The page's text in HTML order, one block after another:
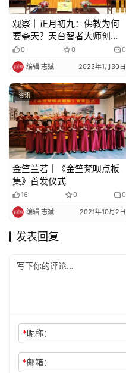
观察｜正月初九：佛教为何
要斋天？天台智者大师创制
仪轨
0 0 0
编辑 志斌 2023年1月30日
资讯
金竺兰若｜《金竺梵呗点板
集》首发仪式
16 0 0
编辑 志斌 2021年10月2日
发表回复
*昵称：
*邮箱：